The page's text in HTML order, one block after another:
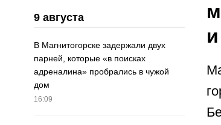
9 августа
В Магнитогорске задержали двух
парней, которые «в поисках
адреналина» пробрались в чужой
дом
16:09